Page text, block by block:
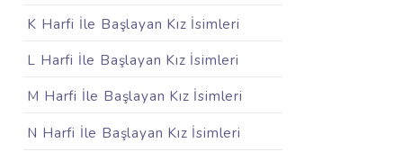
K Harfi İle Başlayan Kız İsimleri
L Harfi İle Başlayan Kız İsimleri
M Harfi İle Başlayan Kız İsimleri
N Harfi İle Başlayan Kız İsimleri